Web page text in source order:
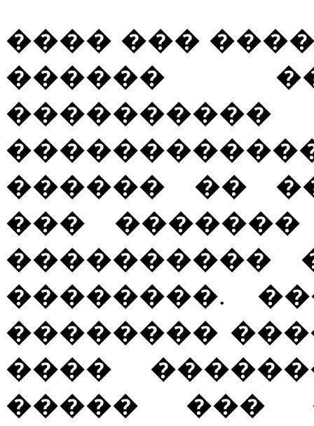
���� ���
������
������ ��
���
����������
��������.
��������
����
����� ���